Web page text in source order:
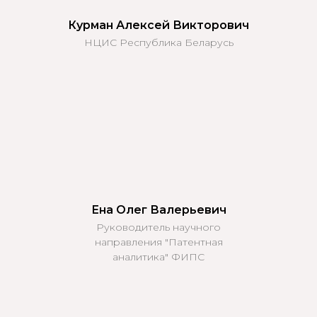
Курман Алексей Викторович
НЦИС Республика Беларусь
Ена Олег Валерьевич
Руководитель научного
направления "Патентная
аналитика" ФИПС